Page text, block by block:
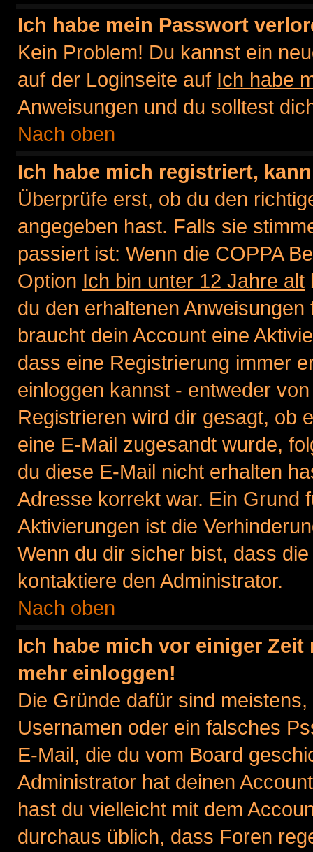
Ich habe mein Passwort
Kein Problem! Du kannst ein
auf der Loginseite auf Ich habe
Anweisungen und du solltest
Nach oben
Ich habe mich registriert,
Überprüfe erst, ob du den
angegeben hast. Falls sie
passiert ist: Wenn die COPPA
Option Ich bin unter 12 Jahre alt
du den erhaltenen
braucht dein Account eine
dass eine Registrierung immer
einloggen kannst - entweder
Registrieren wird dir gesagt, ob
eine E-Mail zugesandt wurde,
du diese E-Mail nicht erhalten
Adresse korrekt war. Ein Grund
Aktivierungen ist die
Wenn du dir sicher bist, dass
kontaktiere den Administrator.
Nach oben
Ich habe mich vor einiger
mehr einloggen!
Die Gründe dafür sind
Usernamen oder ein falsches
E-Mail, die du vom Board
Administrator hat deinen
hast du vielleicht mit dem
durchaus üblich, dass Foren